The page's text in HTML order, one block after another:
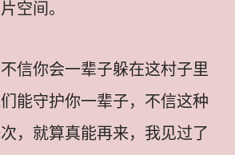
空间。
信你会一辈子躲在这村子里
能守护你一辈子，不信这种
，就算真能再来，我见过了